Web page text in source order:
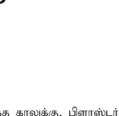
காலுக்கு, பிளாஸ்டர்